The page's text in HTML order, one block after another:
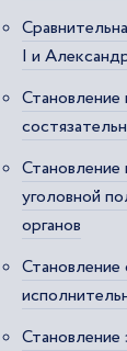
I и
Становление
уголовной
органов
Становление